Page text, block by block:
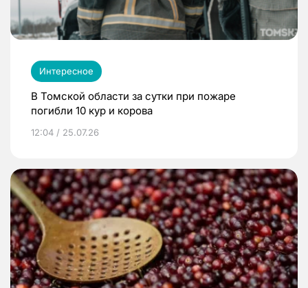
Интересное
В Томской области за сутки при пожаре
погибли 10 кур и корова
12:04 / 25.07.26